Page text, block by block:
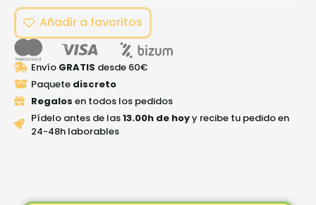
Añadir a favoritos
Envío GRATIS desde 60€
Paquete discreto
Regalos en todos los pedidos
Pídelo antes de las13.00h de hoyy recibe tu pedido en
24-48h laborables